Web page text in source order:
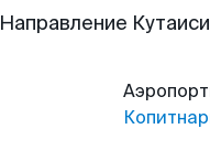
Направление